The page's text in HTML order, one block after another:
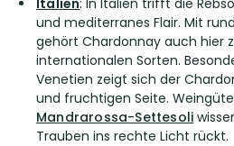
Italien: In Italien trifft die
und mediterranes Flair. Mit
gehört Chardonnay auch hier
internationalen Sorten.
Venetien zeigt sich der
und fruchtigen Seite.
Mandrarossa-Settesoli
Trauben ins rechte Licht rückt.